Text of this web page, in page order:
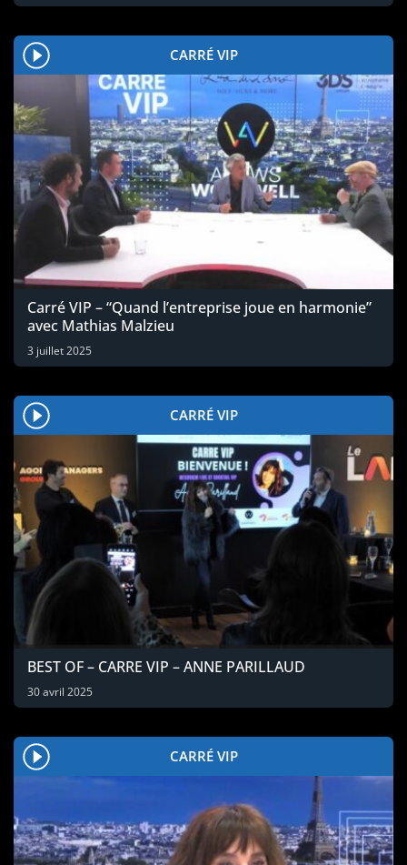
CARRÉ VIP
Carré VIP – “Quand l’entreprise joue en harmonie”
avec Mathias Malzieu
3 juillet 2025
CARRÉ VIP
BEST OF – CARRE VIP – ANNE PARILLAUD
30 avril 2025
CARRÉ VIP